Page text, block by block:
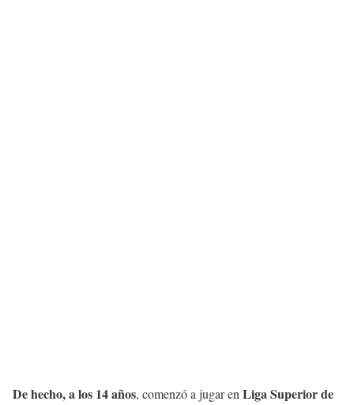
De hecho, a los 14 años, comenzó a jugar en Liga Superior de